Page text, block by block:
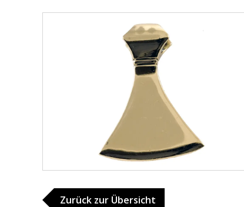
Zurück zur Übersicht